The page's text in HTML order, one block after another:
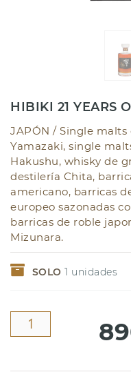
HIBIKI 21 YEARS
JAPÓN / Single malts
Yamazaki, single
Hakushu, whisky de
destilería Chita,
americano, barricas
europeo sazonadas
barricas de roble
Mizunara.
SOLO 1 unidades